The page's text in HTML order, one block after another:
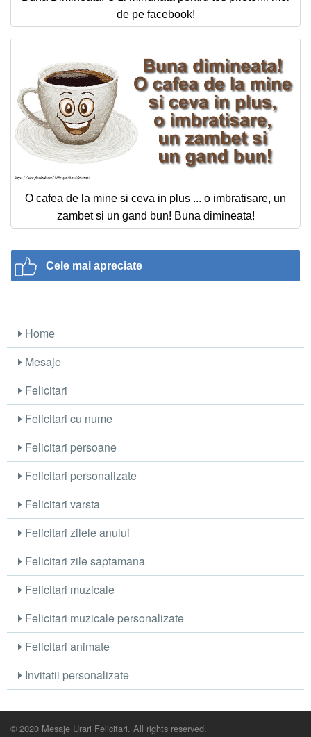
de pe facebook!
O cafea de la mine si ceva in plus ... o imbratisare, un
zambet si un gand bun! Buna dimineata!
Cele mai apreciate
Home
Mesaje
Felicitari
Felicitari cu nume
Felicitari persoane
Felicitari personalizate
Felicitari varsta
Felicitari zilele anului
Felicitari zile saptamana
Felicitari muzicale
Felicitari muzicale personalizate
Felicitari animate
Invitatii personalizate
© 2020 Mesaje Urari Felicitari. All rights reserved.